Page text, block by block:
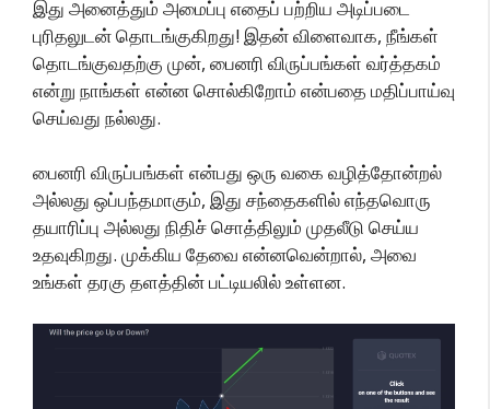
இது அனைத்தும் அமைப்பு எதைப் பற்றிய அடிப்படை
புரிதலுடன் தொடங்குகிறது! இதன் விளைவாக, நீங்கள்
தொடங்குவதற்கு முன், பைனரி விருப்பங்கள் வர்த்தகம்
என்று நாங்கள் என்ன சொல்கிறோம் என்பதை மதிப்பாய்வு
செய்வது நல்லது.
பைனரி விருப்பங்கள் என்பது ஒரு வகை வழித்தோன்றல்
அல்லது ஒப்பந்தமாகும், இது சந்தைகளில் எந்தவொரு
தயாரிப்பு அல்லது நிதிச் சொத்திலும் முதலீடு செய்ய
உதவுகிறது. முக்கிய தேவை என்னவென்றால், அவை
உங்கள் தரகு தளத்தின் பட்டியலில் உள்ளன.